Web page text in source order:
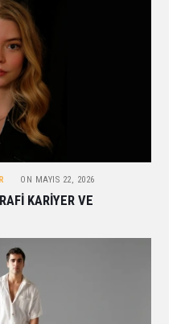
ON MAYIS 22, 2026
KARIYER VE